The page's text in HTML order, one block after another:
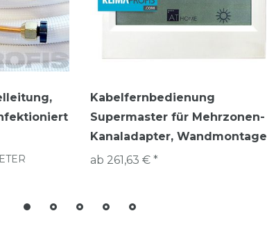
Kabelfernbedienung
Supermaster für Mehrzonen-
Kanaladapter, Wandmontage
ab 261,63 € *